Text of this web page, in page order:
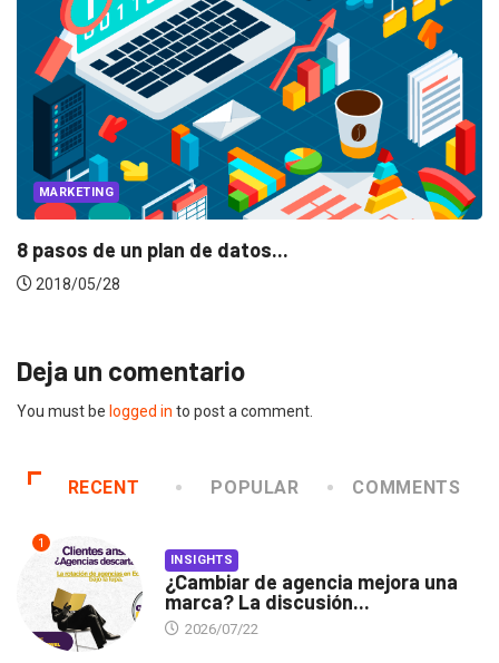
un plan de datos...
Deja un comentario
You must be logged in to post a comment.
RECENT POPULAR COMMENTS
1
INSIGHTS
¿Cambiar de agencia mejora una
marca? La discusión...
2026/07/22